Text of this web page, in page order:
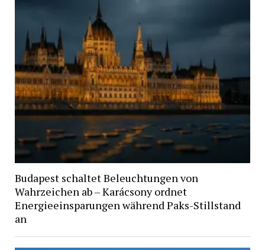
Budapest schaltet Beleuchtungen von
Wahrzeichen ab – Karácsony ordnet
Energieeinsparungen während Paks-Stillstand
an